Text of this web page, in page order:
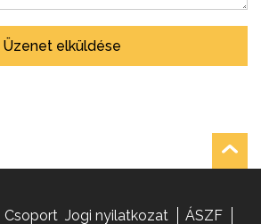
Üzenet elküldése
Jogi nyilatkozat ÁSZF